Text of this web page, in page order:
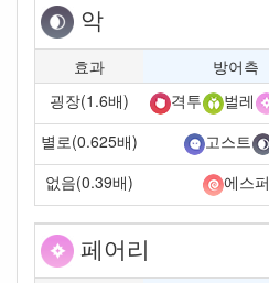
악
효과 방어측
굉장(1.6배)
격투 벌레
별로(0.625배)
고스트
없음(0.39배)
에스퍼
페어리